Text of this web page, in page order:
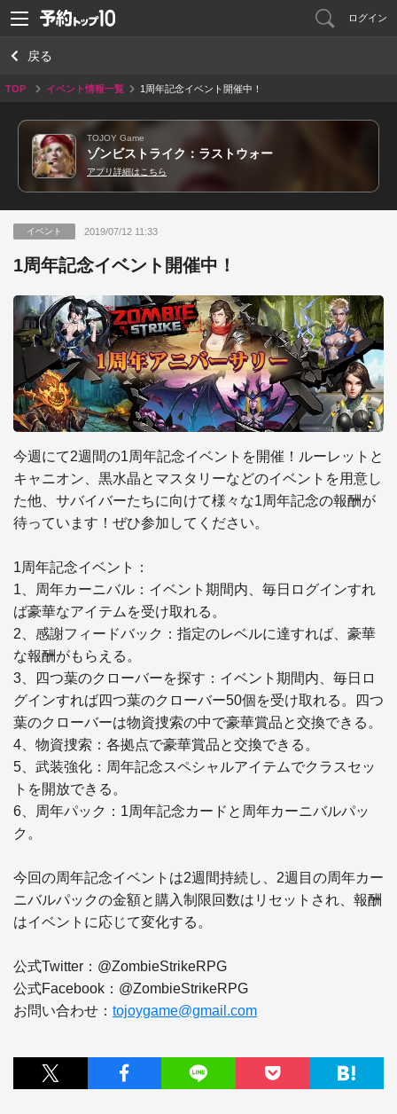
ログイン
戻る
TOP イベント情報一覧 1周年記念イベント開催中！
TOJOY Game
ゾンビストライク：ラストウォー
アプリ詳細はこちら
イベント 2019/07/12 11:33
1周年記念イベント開催中！
今週にて2週間の1周年記念イベントを開催！ルーレットと
キャニオン、黒水晶とマスタリーなどのイベントを用意し
た他、サバイバーたちに向けて様々な1周年記念の報酬が
待っています！ぜひ参加してください。
1周年記念イベント：
1、周年カーニバル：イベント期間内、毎日ログインすれ
ば豪華なアイテムを受け取れる。
2、感謝フィードバック：指定のレベルに達すれば、豪華
な報酬がもらえる。
3、四つ葉のクローバーを探す：イベント期間内、毎日ロ
グインすれば四つ葉のクローバー50個を受け取れる。四つ
葉のクローバーは物資捜索の中で豪華賞品と交換できる。
4、物資捜索：各拠点で豪華賞品と交換できる。
5、武装強化：周年記念スペシャルアイテムでクラスセッ
トを開放できる。
6、周年パック：1周年記念カードと周年カーニバルパッ
ク。
今回の周年記念イベントは2週間持続し、2週目の周年カー
ニバルパックの金額と購入制限回数はリセットされ、報酬
はイベントに応じて変化する。
公式Twitter：@ZombieStrikeRPG
公式Facebook：@ZombieStrikeRPG
お問い合わせ： tojoygame@gmail.com